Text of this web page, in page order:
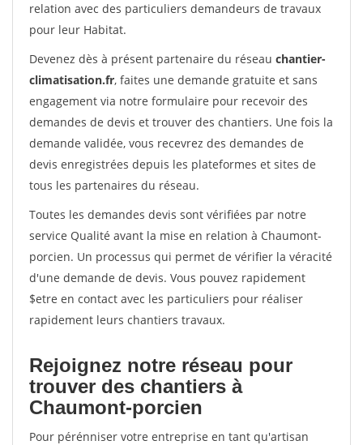
relation avec des particuliers demandeurs de travaux
pour leur Habitat.
Devenez dès à présent partenaire du réseau chantier-
climatisation.fr, faites une demande gratuite et sans
engagement via notre formulaire pour recevoir des
demandes de devis et trouver des chantiers. Une fois la
demande validée, vous recevrez des demandes de
devis enregistrées depuis les plateformes et sites de
tous les partenaires du réseau.
Toutes les demandes devis sont vérifiées par notre
service Qualité avant la mise en relation à Chaumont-
porcien. Un processus qui permet de vérifier la véracité
d'une demande de devis. Vous pouvez rapidement
$etre en contact avec les particuliers pour réaliser
rapidement leurs chantiers travaux.
Rejoignez notre réseau pour
trouver des chantiers à
Chaumont-porcien
Pour pérénniser votre entreprise en tant qu'artisan